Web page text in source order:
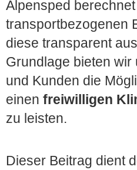
Alpensped
transportbezogenen
diese transparent
Grundlage bieten
und Kunden die
einen freiwilligen
zu leisten.
Dieser Beitrag dient